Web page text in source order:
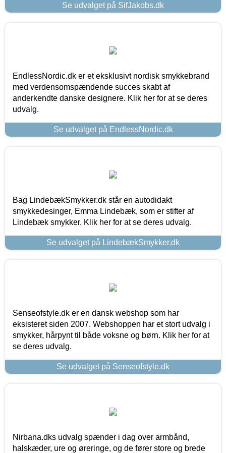
Se udvalget på SifJakobs.dk
EndlessNordic.dk er et eksklusivt nordisk smykkebrand
med verdensomspændende succes skabt af
anderkendte danske designere. Klik her for at se deres
udvalg.
Se udvalget på EndlessNordic.dk
Bag LindebækSmykker.dk står en autodidakt
smykkedesinger, Emma Lindebæk, som er stifter af
Lindebæk smykker. Klik her for at se deres udvalg.
Se udvalget på LindebækSmykker.dk
Senseofstyle.dk er en dansk webshop som har
eksisteret siden 2007. Webshoppen har et stort udvalg i
smykker, hårpynt til både voksne og børn. Klik her for at
se deres udvalg.
Se udvalget på Senseofstyle.dk
Nirbana.dks udvalg spænder i dag over armbånd,
halskæder, ure og øreringe, og de fører store og brede